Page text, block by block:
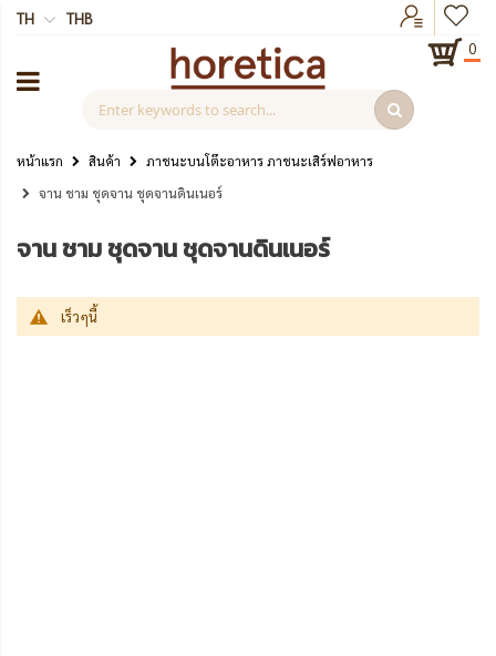
TH
THB
0
หน้าแรก สินค้า
ภาชนะบนโต๊ะอาหาร ภาชนะเสิร์ฟอาหาร
จาน ชาม ชุดจาน ชุดจานดินเนอร์
จาน ชาม ชุดจาน ชุดจานดินเนอร์
เร็วๆนี้